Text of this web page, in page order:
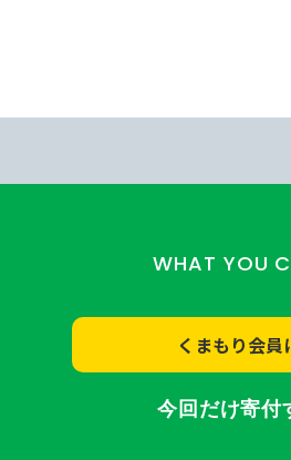
WHAT YOU
くまもり会員
今回だけ寄付